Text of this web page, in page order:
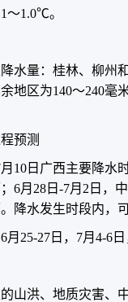
～1.0℃。
水量：桂林、柳州
地区为140～240
预测
10日广西主要降水
6月28日-7月2日，
降水发生时段内，
月25-27日，7月4-6
山洪、地质灾害、